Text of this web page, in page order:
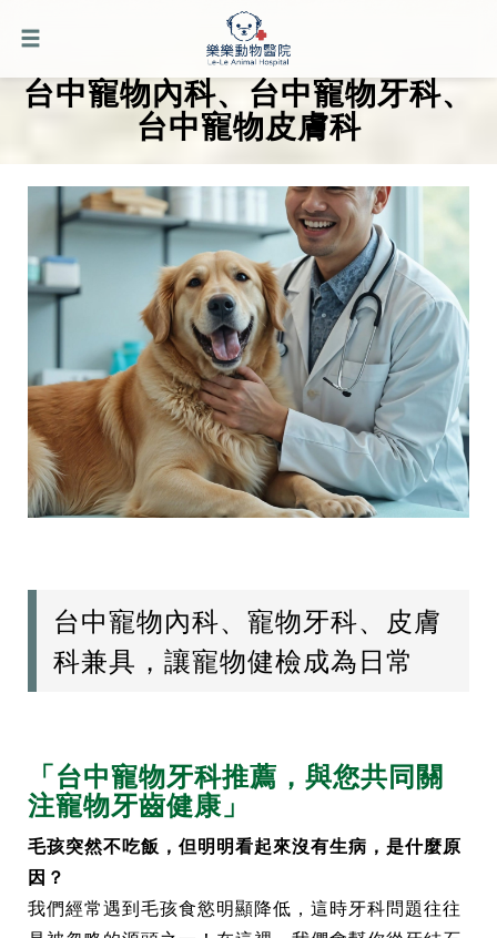
台中寵物內科、台中寵物牙科、
台中寵物皮膚科
台中寵物內科、寵物牙科、皮膚
科兼具，讓寵物健檢成為日常
「台中寵物牙科推薦，與您共同關
注寵物牙齒健康」
毛孩突然不吃飯，但明明看起來沒有生病，是什麼原
因？
我們經常遇到毛孩食慾明顯降低，這時牙科問題往往